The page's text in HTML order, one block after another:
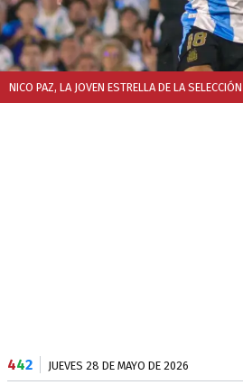
NICO PAZ, LA JOVEN ESTRELLA DE LA
442 JUEVES 28 DE MAYO DE 2026